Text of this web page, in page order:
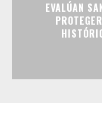
EVALÚAN